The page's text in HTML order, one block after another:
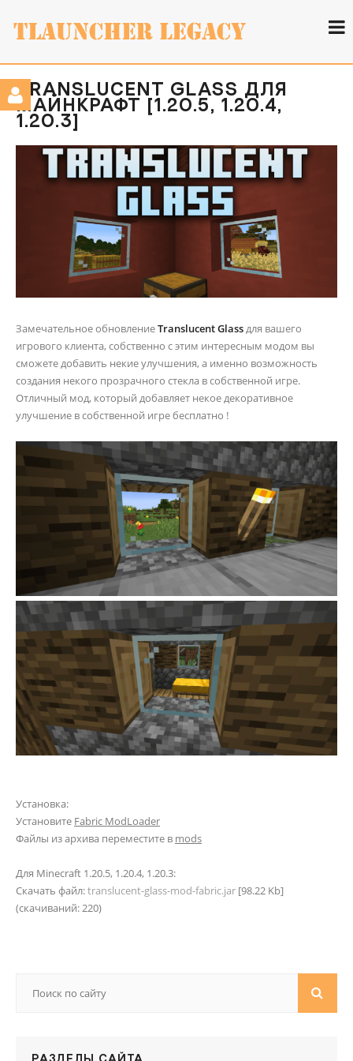
TRANSLUCENT GLASS ДЛЯ
МАЙНКРАФТ [1.20.5, 1.20.4,
1.20.3]
Замечательное обновлениеTranslucent Glassдля вашего
игрового клиента, собственно с этим интересным модом вы
сможете добавить некие улучшения, а именно возможность
создания некого прозрачного стекла в собственной игре.
Отличный мод, который добавляет некое декоративное
улучшение в собственной игре бесплатно !
Установка:
Установите Fabric ModLoader
Файлы из архива переместите в mods
Для Minecraft 1.20.5, 1.20.4, 1.20.3:
Скачать файл:translucent-glass-mod-fabric.jar
(cкачиваний: 220)
РАЗДЕЛЫ САЙТА